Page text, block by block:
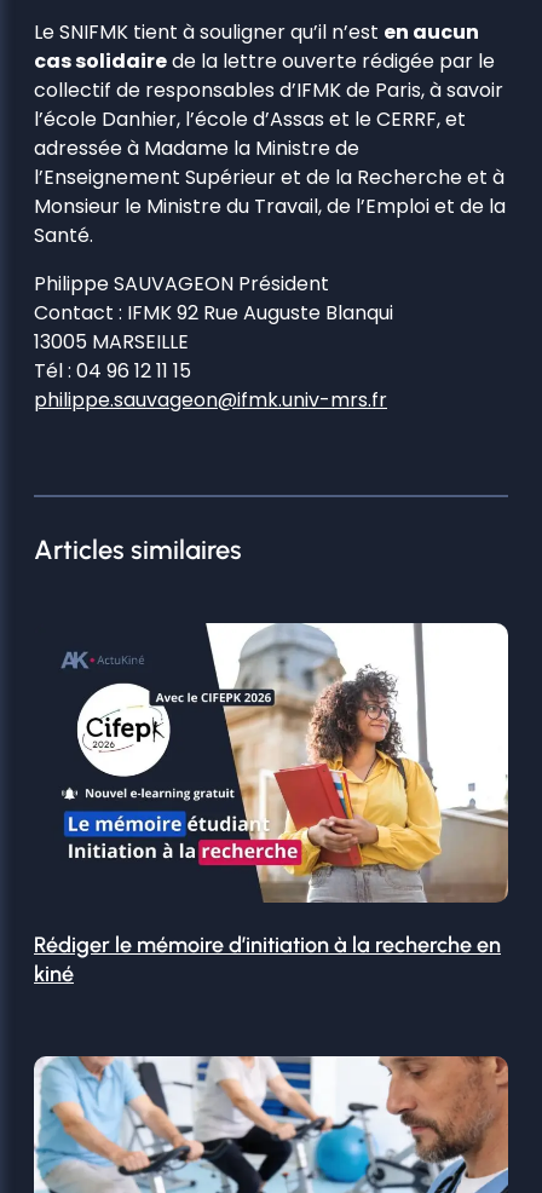
Le SNIFMK tient à souligner qu’il n’est en aucun
cas solidairede la lettre ouverte rédigée par le
collectif de responsables d’IFMK de Paris, à savoir
l’école Danhier, l’école d’Assas et le CERRF, et
adressée à Madame la Ministre de
l’Enseignement Supérieur et de la Recherche et à
Monsieur le Ministre du Travail, de l’Emploi et de la
Santé.
Philippe SAUVAGEON Président
Contact : IFMK 92 Rue Auguste Blanqui
13005 MARSEILLE
Tél : 04 96 12 11 15
philippe.sauvageon@ifmk.univ-mrs.fr
Articles similaires
Rédiger le mémoire d’initiation à la recherche en
kiné